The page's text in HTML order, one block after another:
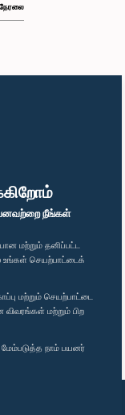
நீங்கள்
மற்றும் தனிப்பட்ட
செயற்பாட்டைக்
மற்றும் செயற்பாட்டை
விவரங்கள் மற்றும் பிற
நாம் பயனர்